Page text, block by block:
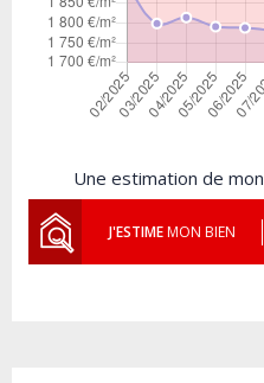
Une estimation de
J'ESTIMEMON BIEN